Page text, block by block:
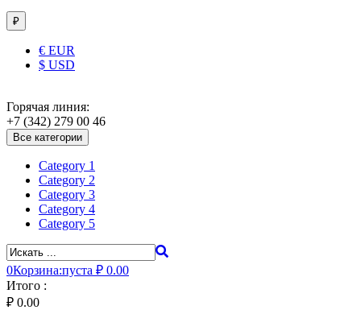
₽
€ EUR
$ USD
Горячая линия:
+7 (342) 279 00 46
Все категории
Category 1
Category 2
Category 3
Category 4
Category 5
0Корзина:пуста ₽ 0.00
Итого :
₽ 0.00